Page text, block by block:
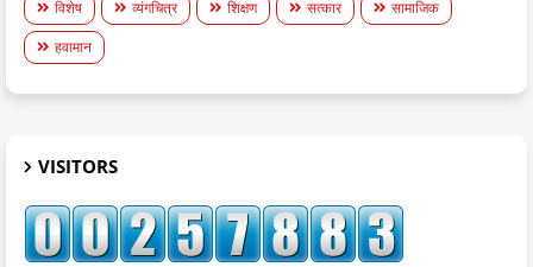
विशेष
व्यंगचित्र शिक्षण सत्कार
सामाजिक
हवामान
VISITORS